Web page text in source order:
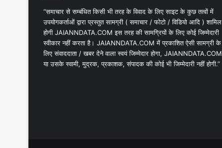
“समाचार से सम्बंधित किसी भी तरह के विवाद के लिए साइट के कुछ तत्वों में
उपयोगकर्ताओं द्वारा प्रस्तुत सामग्री ( समाचार / फोटो / विडियो आदि ) शामिल
होगी JAIANNDATA.COM इस तरह की सामग्रियों के लिए कोई जिम्मेदारी
स्वीकार नहीं करता है। JAIANNDATA.COM में प्रकाशित ऐसी सामग्री के
लिए संवाददाता / खबर देने वाला स्वयं जिम्मेदार होगा, JAIANNDATA.COM
या उसके स्वामी, मुद्रक, प्रकाशक, संपादक की कोई भी जिम्मेदारी नहीं होगी.”